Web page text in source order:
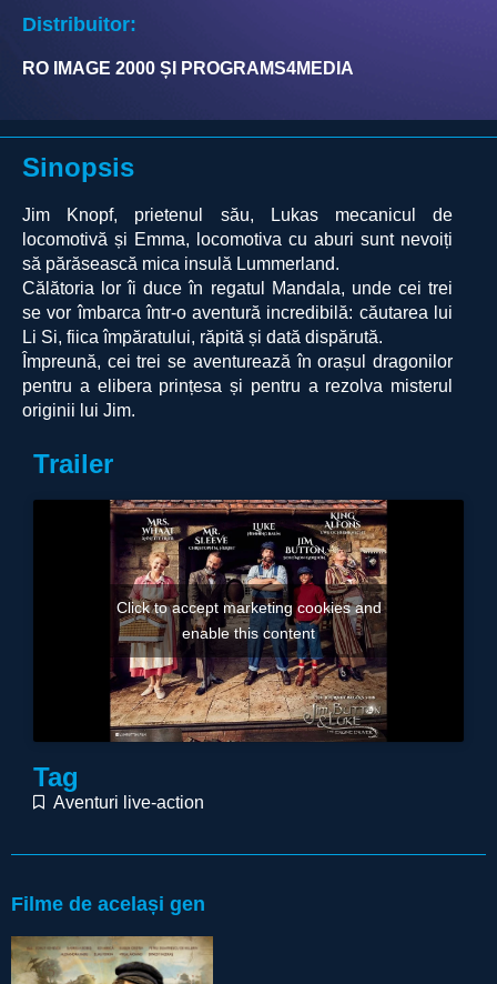
Distribuitor:
RO IMAGE 2000 ȘI PROGRAMS4MEDIA
Sinopsis
Jim Knopf, prietenul său, Lukas mecanicul de
locomotivă și Emma, locomotiva cu aburi sunt nevoiți
să părăsească mica insulă Lummerland.
Călătoria lor îi duce în regatul Mandala, unde cei trei
se vor îmbarca într-o aventură incredibilă: căutarea lui
Li Si, fiica împăratului, răpită și dată dispărută.
Împreună, cei trei se aventurează în orașul dragonilor
pentru a elibera prințesa și pentru a rezolva misterul
originii lui Jim.
Trailer
Click to accept marketing cookies and
enable this content
Tag
Aventuri live-action
Filme de același gen